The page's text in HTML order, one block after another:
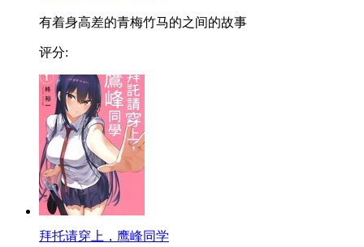
有着身高差的青梅竹马的之间的故事
评分:
拜托请穿上，鹰峰同学